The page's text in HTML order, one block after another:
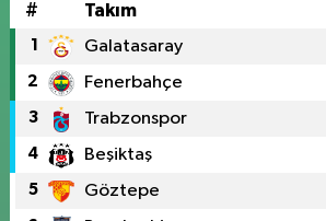
# Takım
1 Galatasaray
2 Fenerbahçe
3 Trabzonspor
4 Beşiktaş
5 Göztepe